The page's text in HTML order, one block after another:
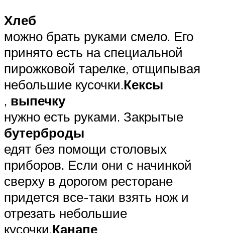
Хлеб
можно брать руками смело. Его
принято есть на специальной
пирожковой тарелке, отщипывая
небольшие кусочки.Кексы
, выпечку
нужно есть руками. Закрытые
бутерброды
едят без помощи столовых
приборов. Если они с начинкой
сверху в дорогом ресторане
придется все-таки взять нож и
отрезать небольшие
кусочки.Канапе